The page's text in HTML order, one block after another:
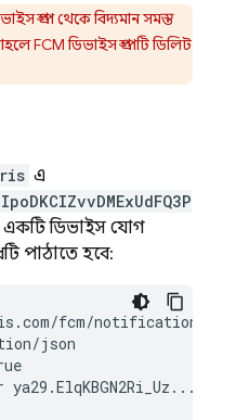
গ্রুপ থেকে বিদ্যমান সমস্ত
FCMডিভাইস গ্রুপটি ডিলিট
এ
একটি ডিভাইস যোগ
পাঠাতে হবে:
fcm/notification
json